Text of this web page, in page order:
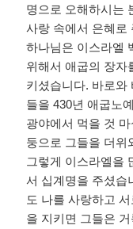
명으로 오해하시는
사랑 속에서 은혜로
하나님은 이스라엘
위해서 애굽의 장자
키셨습니다. 바로와
들을430년 애굽노
광야에서 먹을 것
둥으로 그들을 더위
그렇게 이스라엘을
서 십계명을 주셨습
도 나를 사랑하고
을 지키면 그들은